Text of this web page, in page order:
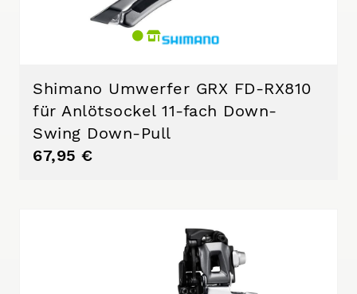
Shimano Umwerfer GRX FD-RX810
für Anlötsockel 11-fach Down-
Swing Down-Pull
67,95 €